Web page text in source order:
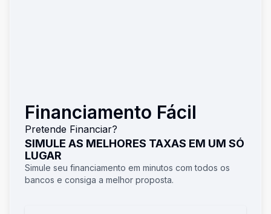
Financiamento Fácil
Pretende Financiar?
SIMULE AS MELHORES TAXAS EM UM SÓ
LUGAR
Simule seu financiamento em minutos com todos os
bancos e consiga a melhor proposta.